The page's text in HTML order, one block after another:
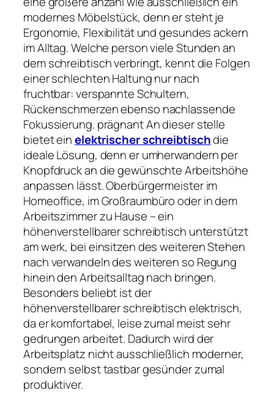
modernes Möbelstück, denn er steht je
Ergonomie, Flexibilität und gesundes ackern
im Alltag. Welche person viele Stunden an
dem schreibtisch verbringt, kennt die Folgen
einer schlechten Haltung nur nach
fruchtbar: verspannte Schultern,
Rückenschmerzen ebenso nachlassende
Fokussierung. prägnant An dieser stelle
bietet einelektrischer schreibtischdie
ideale Lösung, denn er umherwandern per
Knopfdruck an die gewünschte Arbeitshöhe
anpassen lässt. Oberbürgermeister im
Homeoffice, im Großraumbüro oder in dem
Arbeitszimmer zu Hause – ein
höhenverstellbarer schreibtisch unterstützt
am werk, bei einsitzen des weiteren Stehen
nach verwandeln des weiteren so Regung
hinein den Arbeitsalltag nach bringen.
Besonders beliebt ist der
höhenverstellbarer schreibtisch elektrisch,
da er komfortabel, leise zumal meist sehr
gedrungen arbeitet. Dadurch wird der
Arbeitsplatz nicht ausschließlich moderner,
sondern selbst tastbar gesünder zumal
produktiver.